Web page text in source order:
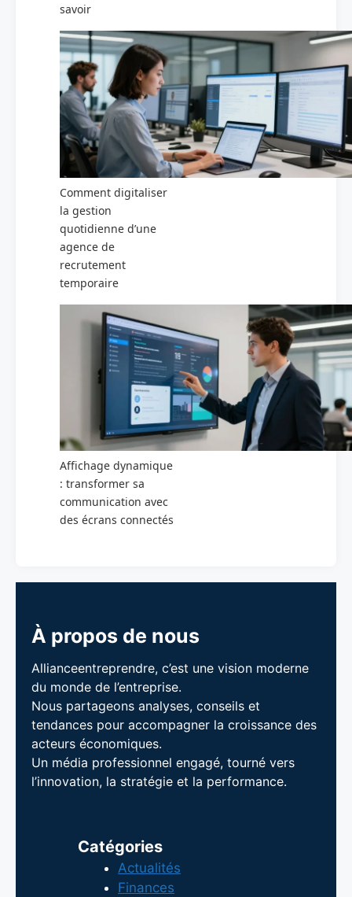
savoir
Comment digitaliser
la gestion
quotidienne d’une
agence de
recrutement
temporaire
Affichage dynamique
: transformer sa
communication avec
des écrans connectés
À propos de nous
Allianceentreprendre, c’est une vision moderne
du monde de l’entreprise.
Nous partageons analyses, conseils et
tendances pour accompagner la croissance des
acteurs économiques.
Un média professionnel engagé, tourné vers
l’innovation, la stratégie et la performance.
Catégories
Actualités
Finances